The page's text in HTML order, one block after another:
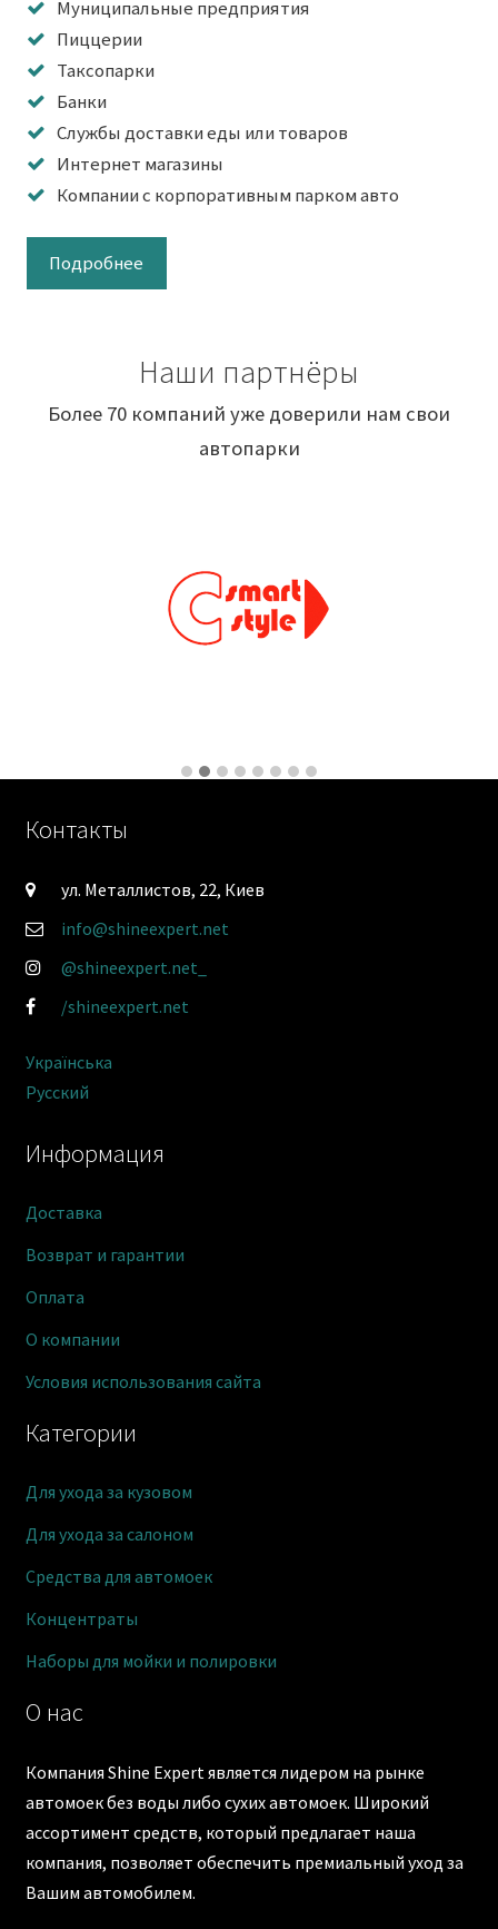
Муниципальные предприятия
Пиццерии
Таксопарки
Банки
Службы доставки еды или товаров
Интернет магазины
Компании с корпоративным парком авто
Подробнее
Наши партнёры
Более 70 компаний уже доверили нам свои
автопарки
О нас
Компания Shine Expert является лидером на рынке
автомоек без воды либо сухих автомоек. Широкий
ассортимент средств, который предлагает наша
компания, позволяет обеспечить премиальный уход за
Вашим автомобилем.
Категории
Для ухода за кузовом
Для ухода за салоном
Средства для автомоек
Концентраты
Наборы для мойки и полировки
Информация
Доставка
Возврат и гарантии
Оплата
О компании
Условия использования сайта
Контакты
ул. Металлистов, 22, Киев
info@shineexpert.net
@shineexpert.net_
/shineexpert.net
Українська
Русский